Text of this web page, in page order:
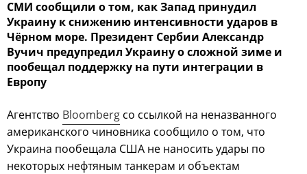
СМИ сообщили о том, как Запад принудил
Украину к снижению интенсивности ударов в
Чёрном море. Президент Сербии Александр
Вучич предупредил Украину о сложной зиме и
пообещал поддержку на пути интеграции в
Европу
Агентство Bloomberg со ссылкой на неназванного
американского чиновника сообщило о том, что
Украина пообещала США не наносить удары по
некоторых нефтяным танкерам и объектам